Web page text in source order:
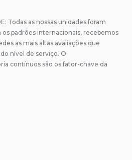
Todas as nossas unidades foram
os padrões internacionais, recebemos
as mais altas avaliações que
nível de serviço. O
contínuos são os fator-chave da